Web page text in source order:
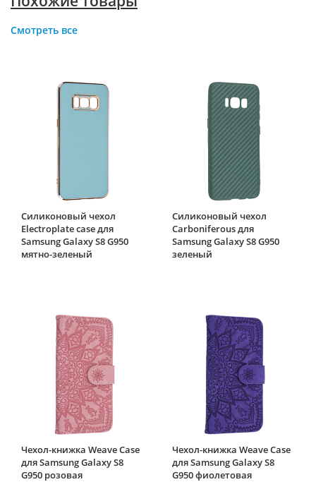
Смотреть все
Силиконовый чехол
Electroplate case для
Samsung Galaxy S8 G950
мятно-зеленый
Силиконовый чехол
Carboniferous для
Samsung Galaxy S8 G950
зеленый
Чехол-книжка Weave Case
для Samsung Galaxy S8
G950 розовая
Чехол-книжка Weave Case
для Samsung Galaxy S8
G950 фиолетовая